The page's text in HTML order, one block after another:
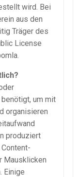
wird. Bei
aus den
Träger des
License
um mit
organisieren
produziert
Mausklicken
Einige